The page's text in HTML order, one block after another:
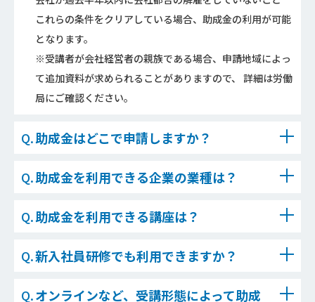
これらの条件をクリアしている場合、助成金の利用が可能
となります。
※受講者が会社経営者の親族である場合、申請地域によっ
て追加資料が求められることがありますので、 詳細は労働
局にご確認ください。
助成金はどこで申請しますか？
助成金を利用できる企業の業種は？
助成金を利用できる講座は？
新入社員研修でも利用できますか？
オンラインなど、受講形態によって助成